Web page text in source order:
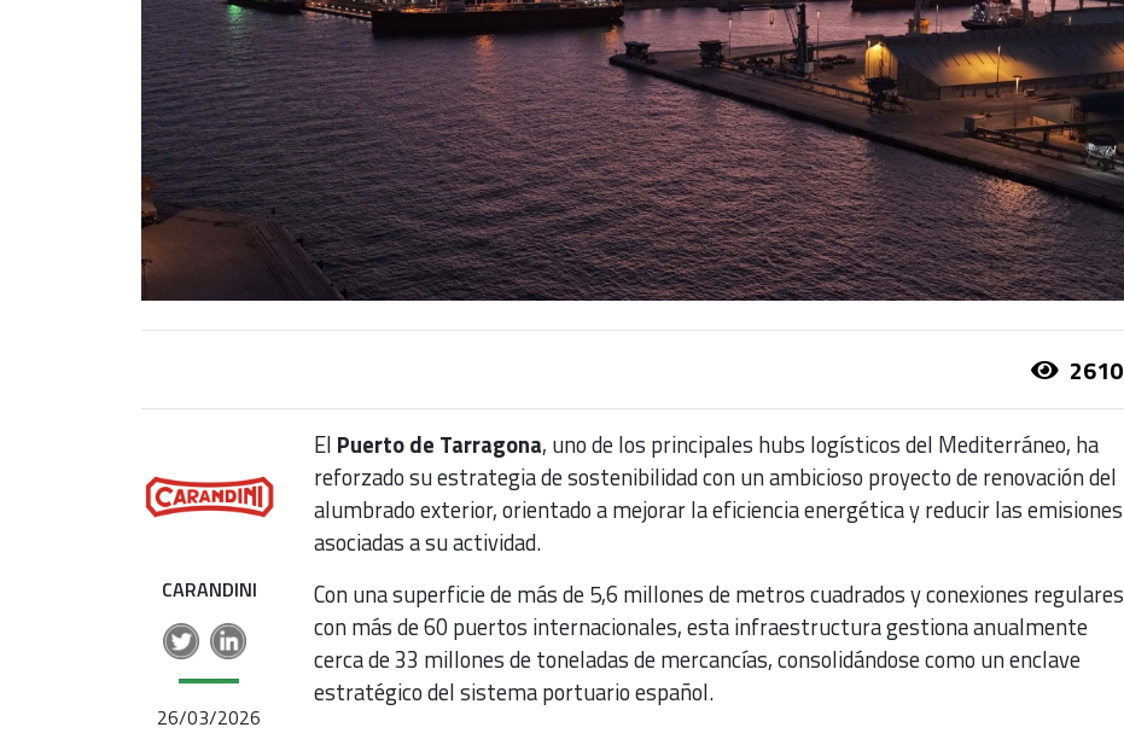
2610
CARANDINI
26/03/2026
El Puerto de Tarragona, uno de los principales hubs logísticos del Mediterráneo, ha
reforzado su estrategia de sostenibilidad con un ambicioso proyecto de renovación del
alumbrado exterior, orientado a mejorar la eficiencia energética y reducir las emisiones
asociadas a su actividad.
Con una superficie de más de 5,6 millones de metros cuadrados y conexiones regulares
con más de 60 puertos internacionales, esta infraestructura gestiona anualmente
cerca de 33 millones de toneladas de mercancías, consolidándose como un enclave
estratégico del sistema portuario español.